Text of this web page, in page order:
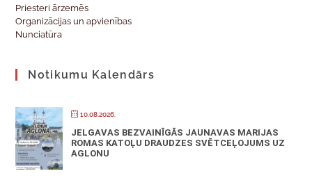
Priesteri ārzemēs
Organizācijas un apvienības
Nunciatūra
Notikumu Kalendārs
10.08.2026.
JELGAVAS BEZVAINĪGĀS JAUNAVAS MARIJAS
ROMAS KATOĻU DRAUDZES SVĒTCEĻOJUMS UZ
AGLONU